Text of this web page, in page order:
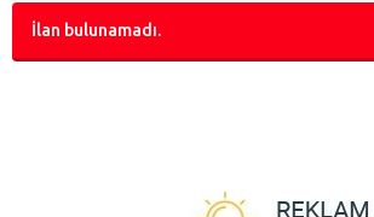
İlan bulunamadı.